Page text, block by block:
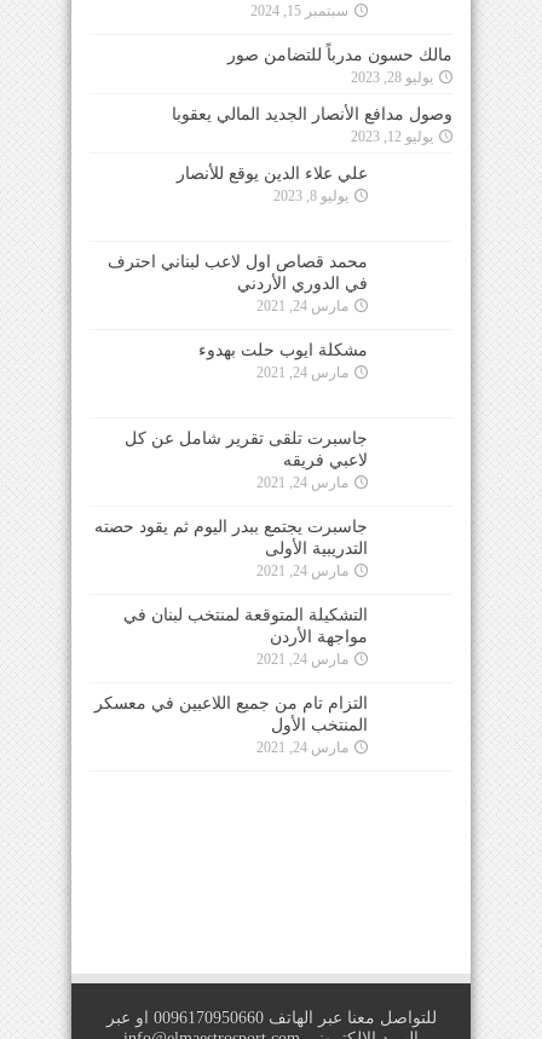
سبتمبر 15, 2024
مالك حسون مدرباً للتضامن صور
يوليو 28, 2023
وصول مدافع الأنصار الجديد المالي يعقوبا
يوليو 12, 2023
علي علاء الدين يوقع للأنصار
يوليو 8, 2023
محمد قصاص اول لاعب لبناني احترف
في الدوري الأردني
مارس 24, 2021
مشكلة ايوب حلت بهدوء
مارس 24, 2021
جاسبرت تلقى تقرير شامل عن كل
لاعبي فريقه
مارس 24, 2021
جاسبرت يجتمع ببدر اليوم ثم يقود حصته
التدريبية الأولى
مارس 24, 2021
التشكيلة المتوقعة لمنتخب لبنان في
مواجهة الأردن
مارس 24, 2021
التزام تام من جميع اللاعبين في معسكر
المنتخب الأول
مارس 24, 2021
للتواصل معنا عبر الهاتف 0096170950660 او عبر